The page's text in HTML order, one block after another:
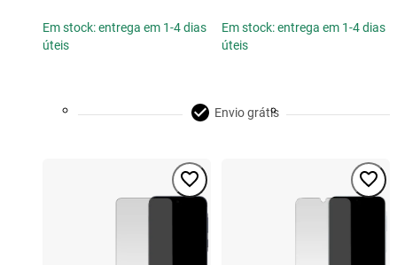
Em stock: entrega em 1-4 dias
úteis
Em stock: entrega em 1-4 dias
úteis
Envio grátis